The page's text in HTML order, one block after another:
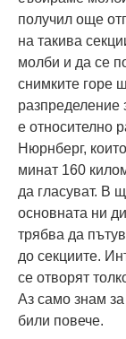
получил още
на такива
молби и да се
снимките горе
разпределение
е относително
Нюрнберг,
минат 160
да гласуват. В
основната ни
трябва да
до секциите.
се отворят
Аз само знам за
били повече.